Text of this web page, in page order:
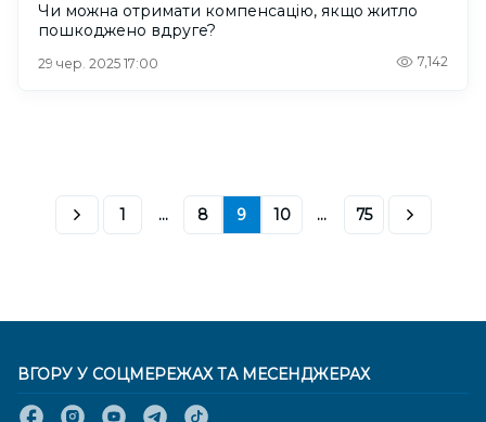
Чи можна отримати компенсацію, якщо житло
пошкоджено вдруге?
29 чер. 2025 17:00 7,142
1 ... 8 9 10 ... 75
ВГОРУ У СОЦМЕРЕЖАХ ТА МЕСЕНДЖЕРАХ